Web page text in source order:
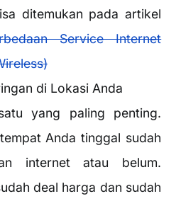
ditemukan pada artikel
Service Internet
di Lokasi Anda
yang paling penting.
Anda tinggal sudah
internet atau belum.
deal harga dan sudah